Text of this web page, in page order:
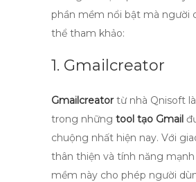
phần mềm nổi bật mà người
thể tham khảo:
1. Gmailcreator
Gmailcreatortừ nhà Qnisoft
trong những tool tạo Gmail
chuộng nhất hiện nay. Với
thân thiện và tính năng mạnh
mềm này cho phép người